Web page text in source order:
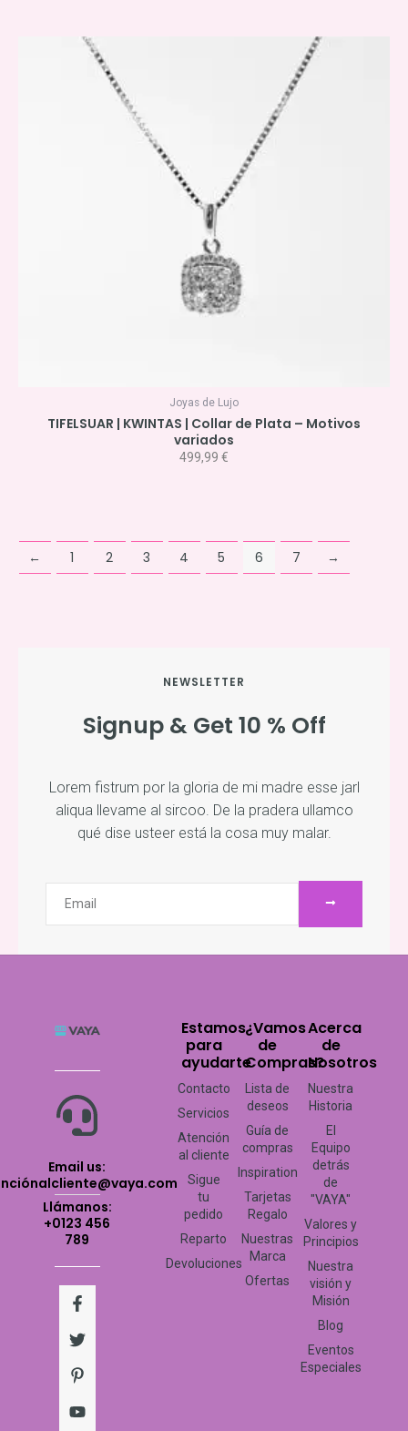
Joyas de Lujo
TIFELSUAR | KWINTAS | Collar de Plata – Motivos
variados
499,99 €
← 1 2 3 4 5 6 7 →
NEWSLETTER
Signup & Get 10 % Off
Lorem fistrum por la gloria de mi madre esse jarl
aliqua llevame al sircoo. De la pradera ullamco
qué dise usteer está la cosa muy malar.
Email
Email us:
Llámanos:
+0123 456
789
F
a
e
o
k
-
T
w
t
e
P
i
t
r
s
t
Y
o
t
b
I
n
t
g
a
m
Estamos
para
ayudarte
Contacto
Servicios
Atención
al cliente
Sigue
tu
pedido
Reparto
Devoluciones
¿Vamos
de
Compras?
Lista de
deseos
Guía de
compras
Inspiration
Tarjetas
Regalo
Nuestras
Marca
Ofertas
Acerca
de
Nosotros
Nuestra
Historia
El
Equipo
detrás
de
"VAYA"
Valores y
Principios
Nuestra
visión y
Misión
Blog
Eventos
Especiales